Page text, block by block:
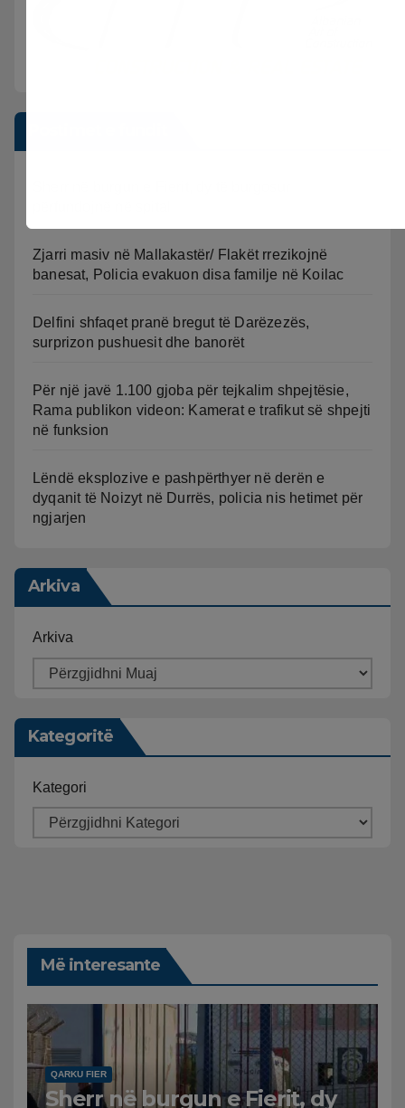
Zjarri masiv në Mallakastër/ Flakët rrezikojnë
banesat, Policia evakuon disa familje në Koilac
Delfini shfaqet pranë bregut të Darëzezës,
surprizon pushuesit dhe banorët
Për një javë 1.100 gjoba për tejkalim shpejtësie,
Rama publikon videon: Kamerat e trafikut së shpejti
në funksion
Lëndë eksplozive e pashpërthyer në derën e
dyqanit të Noizyt në Durrës, policia nis hetimet për
ngjarjen
Arkiva
Arkiva
Kategoritë
Kategori
Më interesante
QARKU FIER
Sherr në burgun e Fierit, dy